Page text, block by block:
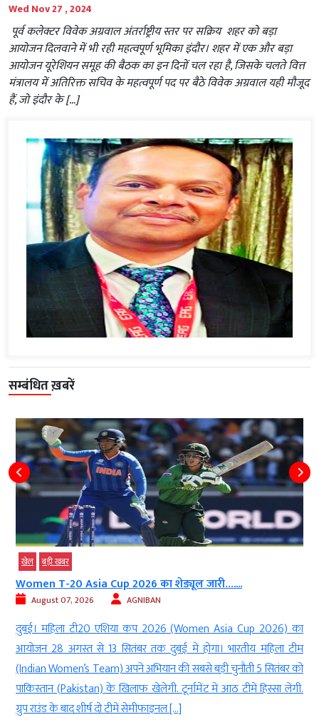
Wed Nov 27 , 2024
पूर्व कलेक्टर विवेक अग्रवाल अंतर्राष्ट्रीय स्तर पर सक्रिय शहर को बड़ा
आयोजन दिलवाने में भी रही महत्वपूर्ण भूमिका इंदौर। शहर में एक और बड़ा
आयोजन यूरेशियन समूह की बैठक का इन दिनों चल रहा है, जिसके चलते वित्त
मंत्रालय में अतिरिक्त सचिव के महत्वपूर्ण पद पर बैठे विवेक अग्रवाल यही मौजूद
हैं, जो इंदौर के […]
सम्बंधित ख़बरें
खेल बड़ी खबर
Women T-20 Asia Cup 2026 का शेड्यूल जारी…....
August 07, 2026 AGNIBAN
दुबई। महिला टी20 एशिया कप 2026 (Women Asia Cup 2026) का
आयोजन 28 अगस्त से 13 सितंबर तक दुबई में होगा। भारतीय महिला टीम
(Indian Women’s Team) अपने अभियान की सबसे बड़ी चुनौती 5 सितंबर को
पाकिस्तान (Pakistan) के खिलाफ खेलेगी. टूर्नामेंट में आठ टीमें हिस्सा लेंगी.
ग्रुप राउंड के बाद शीर्ष दो टीमें सेमीफाइनल […]